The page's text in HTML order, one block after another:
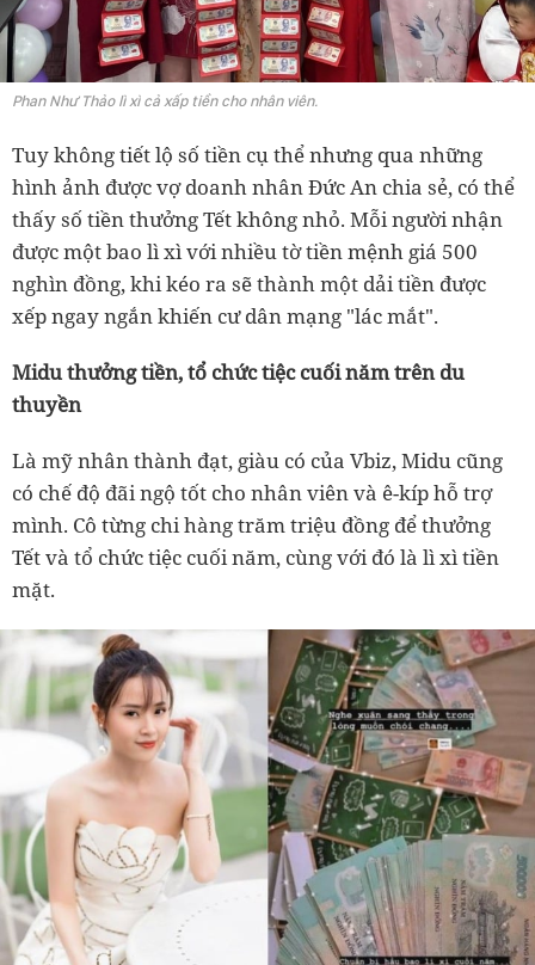
Phan Như Thảo lì xì cả xấp tiền cho nhân viên.
Tuy không tiết lộ số tiền cụ thể nhưng qua những
hình ảnh được vợ doanh nhân Đức An chia sẻ, có thể
thấy số tiền thưởng Tết không nhỏ. Mỗi người nhận
được một bao lì xì với nhiều tờ tiền mệnh giá 500
nghìn đồng, khi kéo ra sẽ thành một dải tiền được
xếp ngay ngắn khiến cư dân mạng "lác mắt".
Midu thưởng tiền, tổ chức tiệc cuối năm trên du
thuyền
Là mỹ nhân thành đạt, giàu có của Vbiz, Midu cũng
có chế độ đãi ngộ tốt cho nhân viên và ê-kíp hỗ trợ
mình. Cô từng chi hàng trăm triệu đồng để thưởng
Tết và tổ chức tiệc cuối năm, cùng với đó là lì xì tiền
mặt.